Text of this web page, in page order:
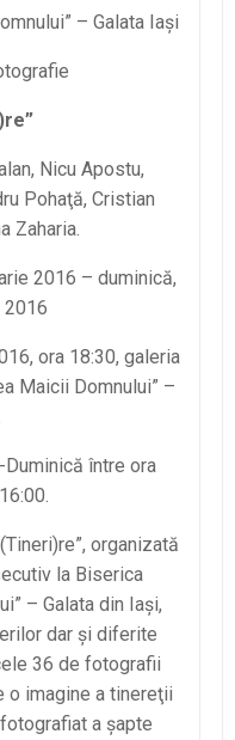
– Galata Iaşi
Nicu Apostu,
Pohaţă, Cristian
Zaharia.
2016 – duminică,
2016
ora 18:30, galeria
Maicii Domnului” –
între ora
organizată
la Biserica
– Galata din Iaşi,
dar şi diferite
36 de fotografii
o imagine a tinereţii
a şapte